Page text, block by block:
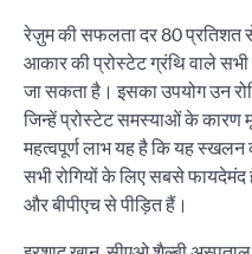
रेज़ुम की सफलता दर 80 प्रतिशत
आकार की प्रोस्टेट ग्रंथि वाले
जा सकता है। इसका उपयोग उन
जिन्हें प्रोस्टेट समस्याओं के कारण
महत्वपूर्ण लाभ यह है कि यह
सभी रोगियों के लिए सबसे
और बीपीएच से पीड़ित हैं।